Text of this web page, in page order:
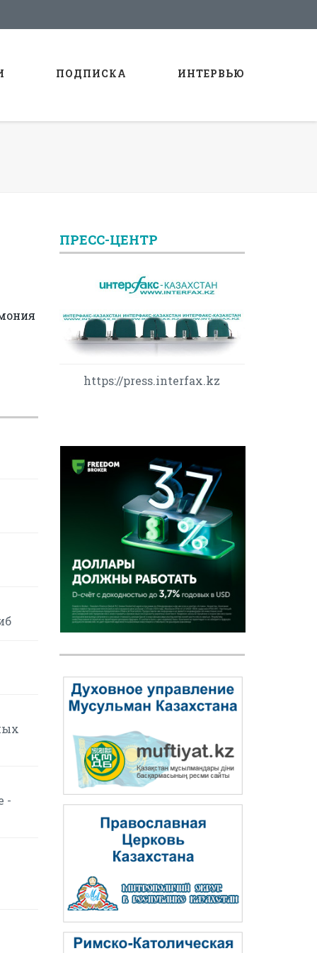
ПОДПИСКА ИНТЕРВЬЮ
-
ПРЕСС-ЦЕНТР
https://press.interfax.kz